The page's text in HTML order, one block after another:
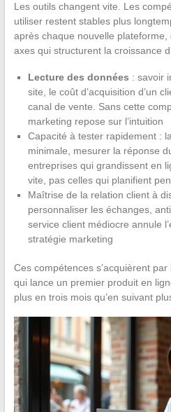
Les outils changent vite. Les
utiliser restent stables plus
après chaque nouvelle
axes qui structurent la croissance
Lecture des données : savoir
site, le coût d’acquisition d’un
canal de vente. Sans cette
marketing repose sur l’intuition
Capacité à tester rapidement :
minimale, mesurer la réponse
entreprises qui grandissent en
vite, pas celles qui planifient
Maîtrise de la relation client à
personnaliser les échanges,
service client médiocre annule
stratégie marketing
Ces compétences s’acquièrent
qui lance un premier produit en
plus en trois mois qu’en suivant